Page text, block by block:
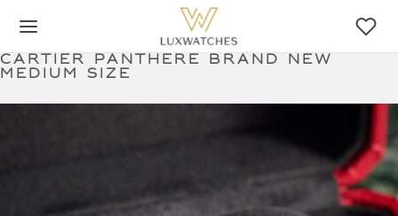
Cartier panthere brand new
medium size